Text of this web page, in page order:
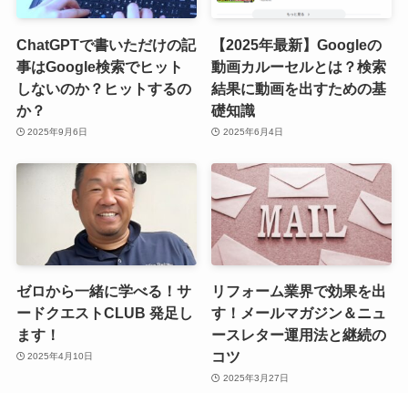
ChatGPTで書いただけの記
事はGoogle検索でヒット
しないのか？ヒットするの
か？
2025年9月6日
【2025年最新】Googleの
動画カルーセルとは？検索
結果に動画を出すための基
礎知識
2025年6月4日
ゼロから一緒に学べる！サ
ードクエストCLUB 発足し
ます！
2025年4月10日
リフォーム業界で効果を出
す！メールマガジン＆ニュ
ースレター運用法と継続の
コツ
2025年3月27日